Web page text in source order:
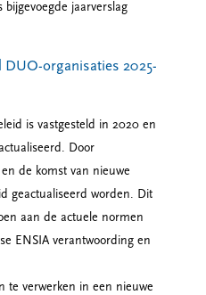
jaarverslag
organisaties 2025-
is vastgesteld in 2020 en
Door
de komst van nieuwe
geactualiseerd worden. Dit
aan de actuele normen
ENSIA verantwoording en
te verwerken in een nieuwe